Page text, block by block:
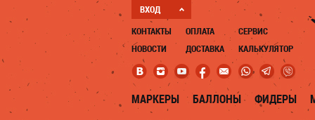
ВХОД
КОНТАКТЫ
НОВОСТИ
ОПЛАТА
ДОСТАВКА
СЕРВИС
КАЛЬКУЛЯТОР
МАРКЕРЫ БАЛЛОНЫ ФИДЕРЫ